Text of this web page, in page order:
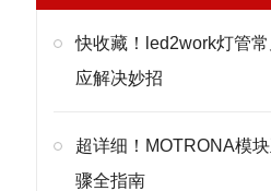
快收藏！led2work灯管
应解决妙招
超详细！MOTRONA模
骤全指南